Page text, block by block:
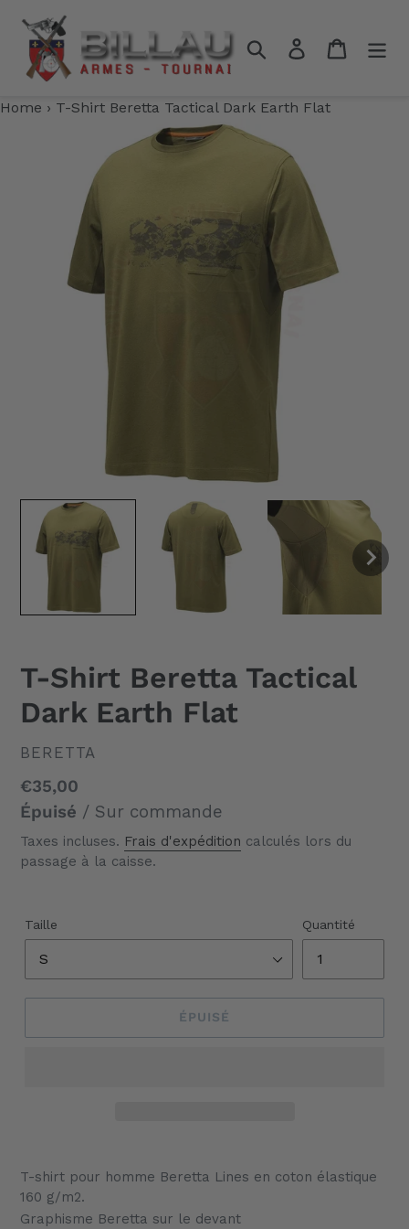
contenu
RechercherSe connecter
Panier
Home › T-Shirt Beretta Tactical Dark Earth Flat
T-Shirt Beretta Tactical
Dark Earth Flat
DISTRIBUTEUR
BERETTA
Prix
normal
€35,00
Épuisé / Sur commande
Taxes incluses. Frais d'expédition calculés lors du
passage à la caisse.
Taille Quantité
ÉPUISÉ
d'un
produit
T-shirt pour homme Beretta Lines en coton élastique
160 g/m2.
Graphisme Beretta sur le devant